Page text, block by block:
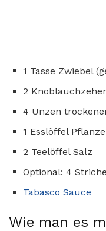
1 Tasse Zwiebel
2
4 Unzen
1 Esslöffel
2 Teelöffel Salz
Optional: 4 Striche
Tabasco Sauce
Wie man es